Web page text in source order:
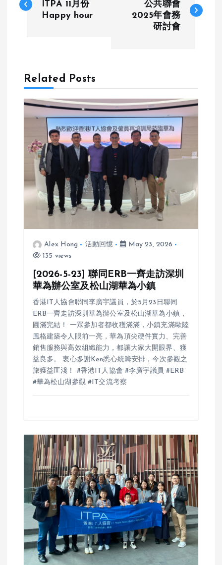
o
n
a
g
a
t
ITPA 11月份
Happy hour
公共聯會
2025年會務
研討會
Related Posts
Alex Hong 活動回憶
May 23, 2026
135 views
[2026-5-23] 聯同ERB一齊走訪深圳
華為辦公室及松山湖華為小鎮
香港IT人協會聯同李廣宇議員，於5月23日聯同
ERB一齊走訪深圳華為辦公室及松山湖華為小鎮，
圓滿完結！ 一眾參加者都收穫滿滿，小鎮充滿歐陸
風格建築令人眼前一亮，華為頂尖硬件實力、完善
銷售服務與高效組織能力，都讓大家大開眼界、獲
益良多。 衷心多謝Ken悉心統籌安排，今次參觀之
旅獲益匪淺！ #香港IT人協會 #李廣宇議員 #ERB
#華為松山湖參觀 #IT交流考察